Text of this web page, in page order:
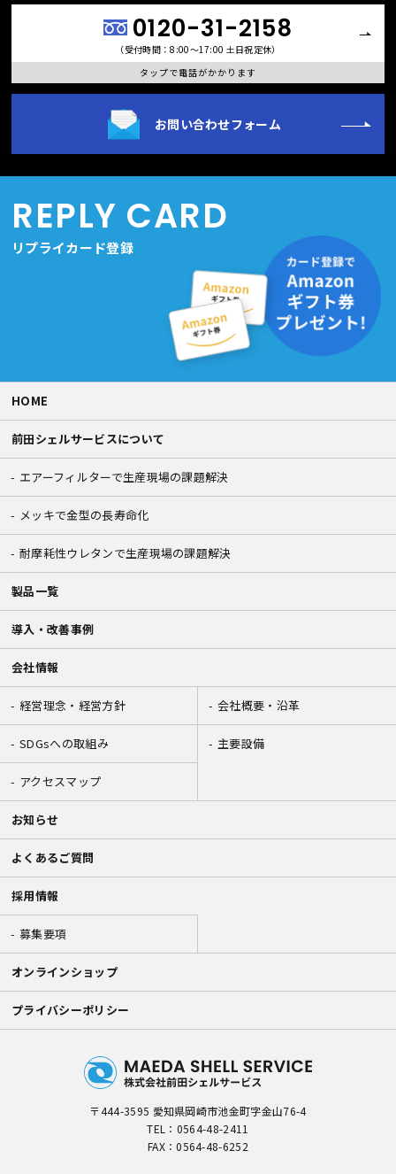
0120-31-2158
（受付時間：8:00〜17:00 土日祝定休）
タップで電話がかかります
お問い合わせフォーム
REPLY CARD
リプライカード登録
HOME
前田シェルサービスについて
エアーフィルターで生産現場の課題解決
メッキで金型の長寿命化
耐摩耗性ウレタンで生産現場の課題解決
製品一覧
導入・改善事例
会社情報
経営理念・経営方針 会社概要・沿革
SDGsへの取組み 主要設備
アクセスマップ
お知らせ
よくあるご質問
採用情報
募集要項
オンラインショップ
プライバシーポリシー
〒444-3595 愛知県岡崎市池金町字金山76-4
TEL： 0564-48-2411
FAX：0564-48-6252